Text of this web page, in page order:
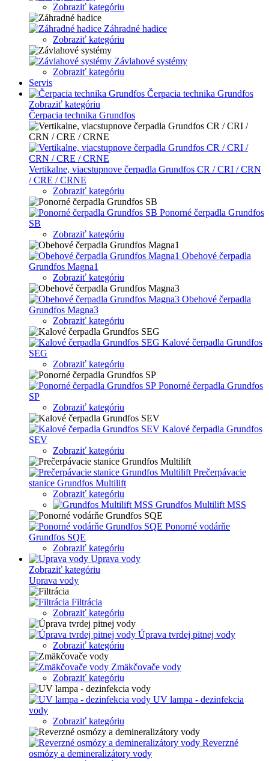
Zobraziť kategóriu
Záhradné hadice
Zobraziť kategóriu
Závlahové systémy
Zobraziť kategóriu
Servis
Čerpacia technika Grundfos
Zobraziť kategóriu
Čerpacia technika Grundfos
Vertikalne, viacstupnove čerpadla Grundfos CR / CRI / CRN
/ CRE / CRNE
Zobraziť kategóriu
Ponorné čerpadla Grundfos
SB
Zobraziť kategóriu
Obehové čerpadla
Grundfos Magna1
Zobraziť kategóriu
Obehové čerpadla
Grundfos Magna3
Zobraziť kategóriu
Kalové čerpadla Grundfos
SEG
Zobraziť kategóriu
Ponorné čerpadla Grundfos
SP
Zobraziť kategóriu
Kalové čerpadla Grundfos
SEV
Zobraziť kategóriu
Prečerpávacie
stanice Grundfos Multilift
Zobraziť kategóriu
Grundfos Multilift MSS
Ponorné vodárňe
Grundfos SQE
Zobraziť kategóriu
Uprava vody
Zobraziť kategóriu
Uprava vody
Filtrácia
Zobraziť kategóriu
Úprava tvrdej pitnej vody
Zobraziť kategóriu
Zmäkčovače vody
Zobraziť kategóriu
UV lampa - dezinfekcia
vody
Zobraziť kategóriu
Reverzné
osmózy a demineralizátory vody